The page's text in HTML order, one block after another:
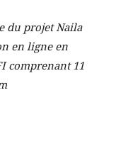
du projet Naila
en ligne en
comprenant 11